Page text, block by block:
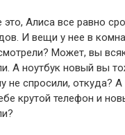
Алиса все равно
И вещи у нее в
Может, вы
А ноутбук новый вы
не спросили, откуда? А
крутой телефон и